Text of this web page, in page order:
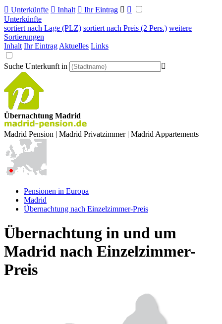
 Unterkünfte  Inhalt  Ihr Eintrag  
Unterkünfte
sortiert nach Lage (PLZ) sortiert nach Preis (2 Pers.) weitere
Sortierungen
Inhalt Ihr Eintrag Aktuelles Links
Suche Unterkunft in 
Übernachtung Madrid
Madrid Pension | Madrid Privatzimmer | Madrid Appartements
Pensionen in Europa
Madrid
Übernachtung nach Einzelzimmer-Preis
Übernachtung in und um
Madrid nach Einzelzimmer-
Preis